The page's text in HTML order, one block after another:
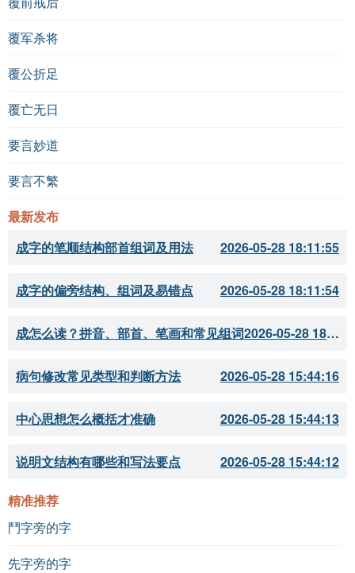
覆军杀将
覆公折足
覆亡无日
要言妙道
要言不繁
最新发布
成字的笔顺结构部首组词及用法
2026-05-28 18:11:55
成字的偏旁结构、组词及易错点 2026-05-28 18:11:54
成怎么读？拼音、部首、笔画和常见组词 2026-05-28 18:11:51
病句修改常见类型和判断方法 2026-05-28 15:44:16
中心思想怎么概括才准确 2026-05-28 15:44:13
说明文结构有哪些和写法要点 2026-05-28 15:44:12
精准推荐
鬥字旁的字
先字旁的字